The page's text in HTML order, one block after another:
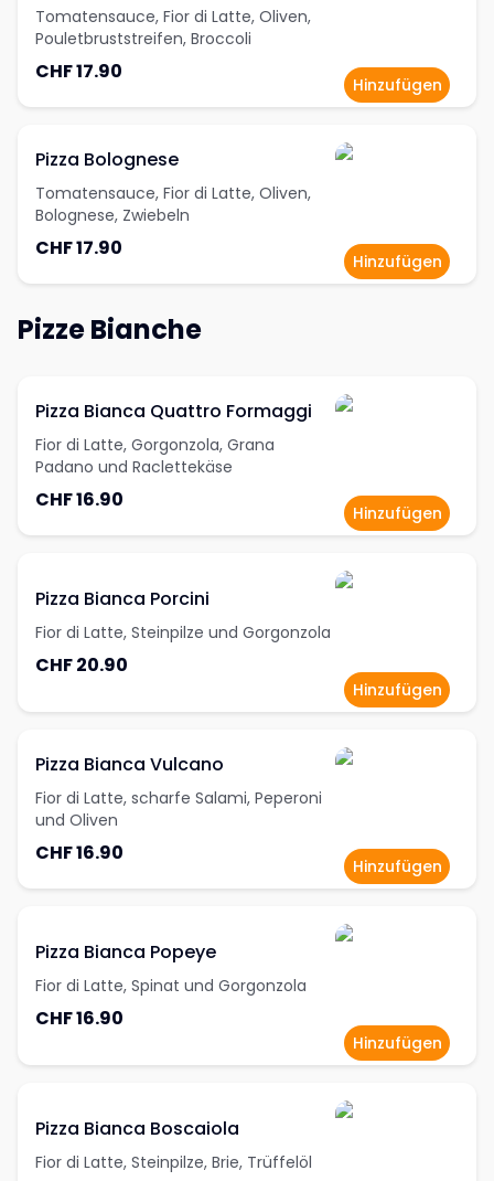
Tomatensauce, Fior di Latte, Oliven,
Pouletbruststreifen, Broccoli
CHF 17.90
Hinzufügen
Pizza Bolognese
Tomatensauce, Fior di Latte, Oliven,
Bolognese, Zwiebeln
CHF 17.90
Hinzufügen
Pizze Bianche
Pizza Bianca Quattro Formaggi
Fior di Latte, Gorgonzola, Grana
Padano und Raclettekäse
CHF 16.90
Hinzufügen
Pizza Bianca Porcini
Fior di Latte, Steinpilze und Gorgonzola
CHF 20.90
Hinzufügen
Pizza Bianca Vulcano
Fior di Latte, scharfe Salami, Peperoni
und Oliven
CHF 16.90
Hinzufügen
Pizza Bianca Popeye
Fior di Latte, Spinat und Gorgonzola
CHF 16.90
Hinzufügen
Pizza Bianca Boscaiola
Fior di Latte, Steinpilze, Brie, Trüffelöl